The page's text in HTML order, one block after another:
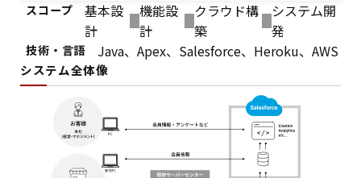
スコープ
基本設
計
機能設
計
クラウド構
築
システム開
発
技術・言語 Java、Apex、Salesforce、Heroku、AWS
システム全体像